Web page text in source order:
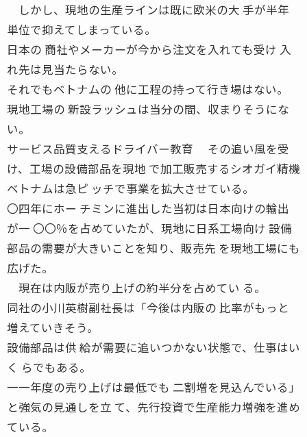
しかし、現地の生産ラインは既に欧米の大 手が半年
単位で抑えてしまっている。
日本の 商社やメーカーが今から注文を入れても受け 入
れ先は見当たらない。
それでもベトナムの 他に工程の持って行き場はない。
現地工場の 新設ラッシュは当分の間、収まりそうにな
い。
サービス品質支えるドライバー教育 その追い風を受
け、工場の設備部品を現地 で加工販売するシオガイ精機
ベトナムは急ピ ッチで事業を拡大させている。
〇四年にホー チミンに進出した当初は日本向けの輸出
が一 〇〇％を占めていたが、現地に日系工場向け 設備
部品の需要が大きいことを知り、販売先 を現地工場にも
広げた。
現在は内販が売り上げの約半分を占めてい る。
同社の小川英樹副社長は「今後は内販の 比率がもっと
増えていきそう。
設備部品は供 給が需要に追いつかない状態で、仕事はい
く らでもある。
一一年度の売り上げは最低でも 二割増を見込んでいる」
と強気の見通しを立 て、先行投資で生産能力増強を進め
ている。